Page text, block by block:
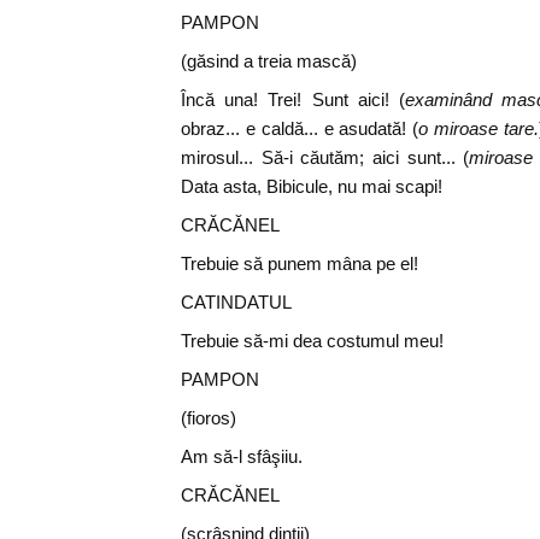
PAMPON
(găsind a treia mască)
Încă una! Trei! Sunt aici! (examinând
obraz... e caldă... e asudată! (o miroase tare.
mirosul... Să-i căutăm; aici sunt... (
Data asta, Bibicule, nu mai scapi!
CRĂCĂNEL
Trebuie să punem mâna pe el!
CATINDATUL
Trebuie să-mi dea costumul meu!
PAMPON
(fioros)
Am să-l sfâşiiu.
CRĂCĂNEL
(scrâşnind dinţii)